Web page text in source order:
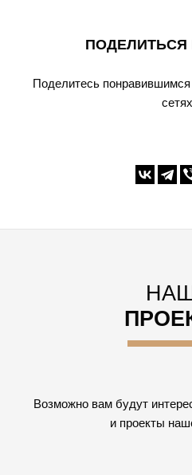
ПОДЕЛИТЬСЯ
Поделитесь
Возможно вам будут
и проекты